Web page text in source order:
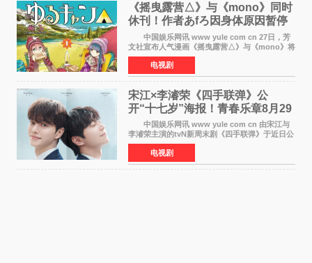
《摇曳露营△》与《mono》同时
休刊！作者あfろ因身体原因暂停
双连载
中国娱乐网讯 www yule com cn 27日，芳
文社宣布人气漫画《摇曳露营△》与《mono》将
暂停连载一段时间，原因是漫画家あfろ身体状况
不佳。 编辑部表示：一直承蒙各位对
《mono》的喜爱，
电视剧
宋江×李濬荣《四手联弹》公
开“十七岁”海报！青春乐章8月29
日奏响
中国娱乐网讯 www yule com cn 由宋江与
李濬荣主演的tvN新周末剧《四手联弹》于近日公
开十七岁版海报，以充满青春气息的画面再度点
燃观众期待。 海报中，宋江与李濬荣并肩站
在音乐教室的
电视剧